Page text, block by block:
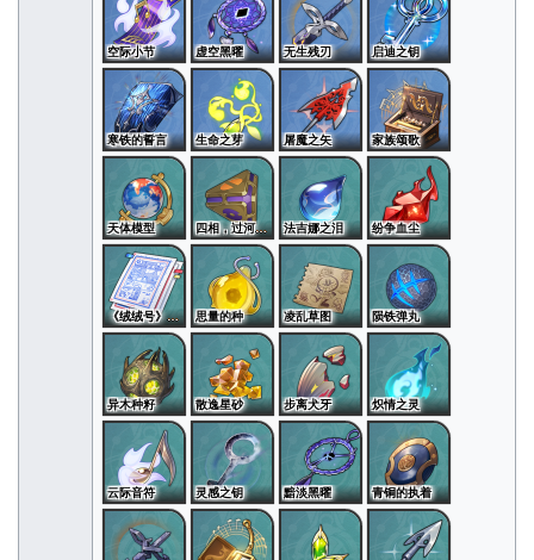
空际小节 虚空黑曜 无生残刃 启迪之钥
寒铁的誓言 生命之芽 屠魔之矢 家族颂歌
天体模型 四相，过河照君 法吉娜之泪 纷争血尘
《绒绒号》手绘分镜稿 思量的种 凌乱草图 陨铁弹丸
异木种籽 散逸星砂 步离犬牙 炽情之灵
云际音符 灵感之钥 黯淡黑曜 青铜的执着